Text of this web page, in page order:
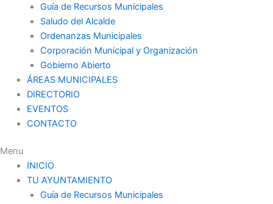
Guía de Recursos Municipales
Saludo del Alcalde
Ordenanzas Municipales
Corporación Municipal y Organización
Gobierno Abierto
ÁREAS MUNICIPALES
DIRECTORIO
EVENTOS
CONTACTO
Menu
INICIO
TU AYUNTAMIENTO
Guía de Recursos Municipales